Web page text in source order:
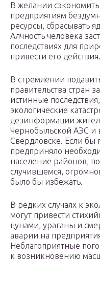
В желании сэкономить
предприятиям
ресурсы, сбрасывать
Алчность человека
последствиях для
привести его действия.
В стремлении
правительства стран
истинные
экологические
дезинформации
Чернобыльской АЭС и
Свердловске. Если бы
предприняло
население районов,
случившемся,
было бы избежать.
В редких случаях к
могут привести
цунами, ураганы и
аварии на
Неблагоприятные
к возникновению